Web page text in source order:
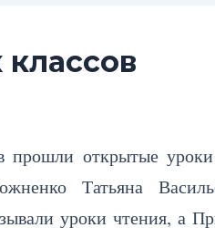
прошли открытые
Татьяна
уроки чтения, а